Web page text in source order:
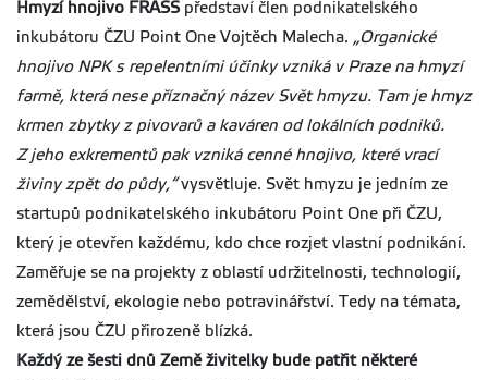
Hmyzí hnojivo FRASS představí člen podnikatelského
inkubátoru ČZU Point One Vojtěch Malecha. „Organické
hnojivo NPK s repelentními účinky vzniká v Praze na hmyzí
farmě, která nese příznačný název Svět hmyzu. Tam je hmyz
krmen zbytky z pivovarů a kaváren od lokálních podniků.
Z jeho exkrementů pak vzniká cenné hnojivo, které vrací
živiny zpět do půdy,“vysvětluje. Svět hmyzu je jedním ze
startupů podnikatelského inkubátoru Point One při ČZU,
který je otevřen každému, kdo chce rozjet vlastní podnikání.
Zaměřuje se na projekty z oblastí udržitelnosti, technologií,
zemědělství, ekologie nebo potravinářství. Tedy na témata,
která jsou ČZU přirozeně blízká.
Každý ze šesti dnů Země živitelky bude patřit některé